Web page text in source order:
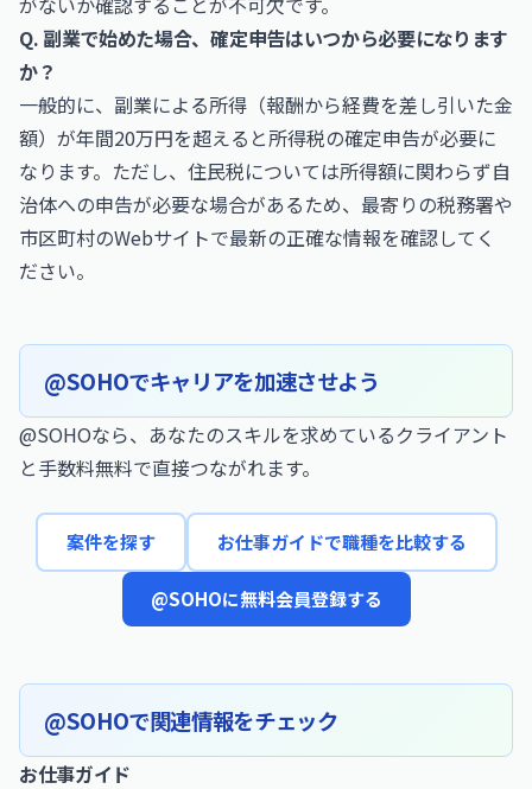
Q. 副業で始めた場合、確定申告はいつから必要になります
か？
一般的に、副業による所得（報酬から経費を差し引いた金
額）が年間20万円を超えると所得税の確定申告が必要に
なります。ただし、住民税については所得額に関わらず自
治体への申告が必要な場合があるため、最寄りの税務署や
市区町村のWebサイトで最新の正確な情報を確認してく
ださい。
@SOHOでキャリアを加速させよう
@SOHOなら、あなたのスキルを求めているクライアント
と手数料無料で直接つながれます。
案件を探す お仕事ガイドで職種を比較する
@SOHOに無料会員登録する
@SOHOで関連情報をチェック
お仕事ガイド